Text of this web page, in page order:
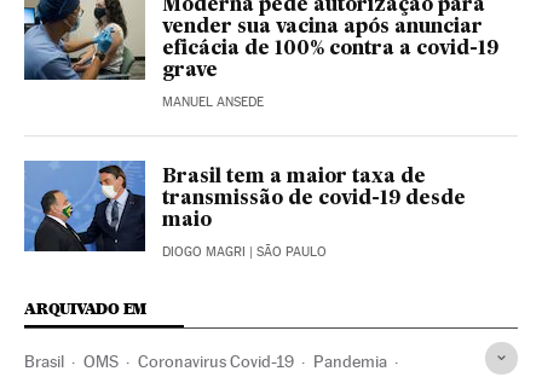
Moderna pede autorização para
vender sua vacina após anunciar
eficácia de 100% contra a covid-19
grave
MANUEL ANSEDE
Brasil tem a maior taxa de
transmissão de covid-19 desde
maio
DIOGO MAGRI | SÃO PAULO
ARQUIVADO EM
Brasil OMS Coronavirus Covid-19 Pandemia